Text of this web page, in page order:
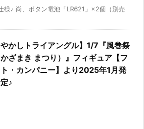
様♪ 尚、ボタン電池「LR621」×2個（別売
やかしトライアングル】1/7『風巻祭
ざまき まつり）』フィギュア【フ
ト・カンパニー】より2025年1月発
♪